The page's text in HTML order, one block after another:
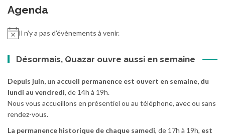
Agenda
Il n’y a pas d’évènements à venir.
Désormais, Quazar ouvre aussi en semaine
Depuis juin, un accueil permanence est ouvert en semaine, du
lundi au vendredi, de 14h à 19h.
Nous vous accueillons en présentiel ou au téléphone, avec ou sans
rendez-vous.
La permanence historique de chaque samedi, de 17h à 19h, est